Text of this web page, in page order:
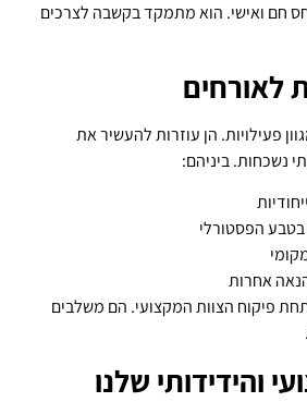
חם ואישי. הוא מתמקד בקשבה לצרכים
לאורחים
פעילויות. הן עוזרות להעשיר את
נשכחות. ביניהם:
בטבע הפסטורלי
אחרות
פיקוח הצוות המקצועי. הם משלבים
והידידותי שלנו